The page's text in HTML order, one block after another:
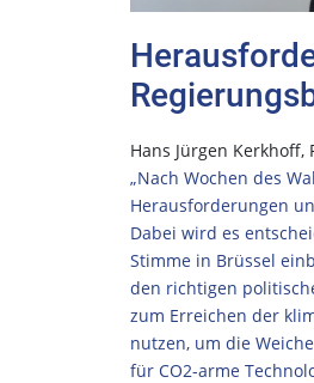
Hans Jürgen
„Nach Wochen des
Herausforderungen
Dabei wird es
Stimme in Brüssel
den richtigen
zum Erreichen der
nutzen, um die
für CO2-arme